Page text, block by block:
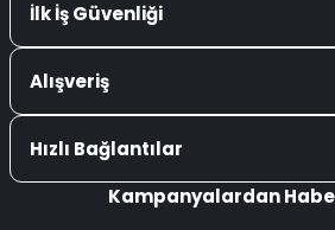
İlk İş Güvenliği
Alışveriş
Hızlı Bağlantılar
Kampanyalardan